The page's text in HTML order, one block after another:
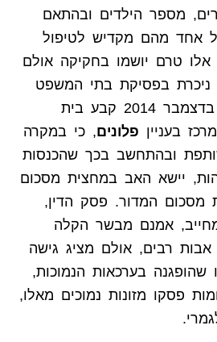
מספר הילדים ובהתאם
אחד מהם מקדיש לטיפול
אלו טרם יושמו בחקיקה אולם
בפסיקת בתי המשפט
לענייני משפחה. בדצמבר 2014 קבע בית
בעניין פלונים, כי במקרה
ובהתחשב בכך שהכנסות
יישא האב במחצית מסכום
מסכום המדור. פסק הדין,
אמנם מבשר הקלה
רבים, אולם מציג גישה
שהופגנה בערכאות הנמוכות,
פסקו מזונות נמוכים מאלו,